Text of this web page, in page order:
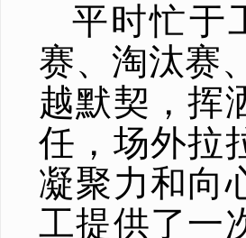
平时忙于
赛、淘汰赛
越默契，挥
任，场外拉
凝聚力和向
工提供了一